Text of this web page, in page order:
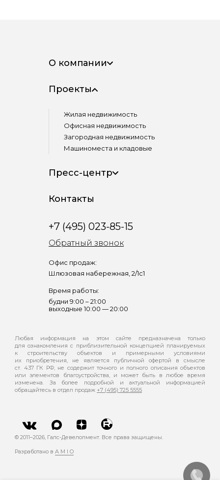
О компании
Проекты
Жилая недвижимость
Офисная недвижимость
Загородная недвижимость
Машиноместа и кладовые
Пресс-центр
Контакты
+7 (495) 023-85-15
Обратный звонок
Офис продаж:
Шлюзовая набережная, 2/1с1
Время работы:
будни 9:00 – 21:00
выходные 10:00 — 20:00
Любая информация на этом сайте предназначена только
для ознакомления с приблизительной концепцией планируемых
к строительству объектов и примерными условиями
их приобретения, не является публичной офертой в смысле
ст. 437 ГК РФ, не содержит точного и полного описания объектов
или элементов благоустройства, и может быть в любое время
изменена. За более подробной и актуальной информацией
обращайтесь в отдел продаж +7 (495) 725 5555
© 2011–2026, Галс-Девелопмент. Все права защищены.
Разработано в A M I O